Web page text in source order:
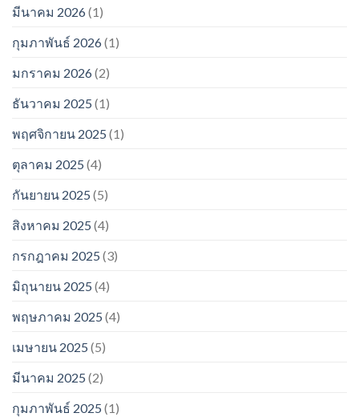
มีนาคม 2026(1)
กุมภาพันธ์ 2026(1)
มกราคม 2026(2)
ธันวาคม 2025 (1)
พฤศจิกายน 2025 (1)
ตุลาคม 2025 (4)
กันยายน 2025 (5)
สิงหาคม 2025 (4)
กรกฎาคม 2025 (3)
มิถุนายน 2025 (4)
พฤษภาคม 2025 (4)
เมษายน 2025 (5)
มีนาคม 2025 (2)
กุมภาพันธ์ 2025 (1)